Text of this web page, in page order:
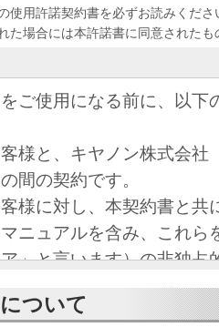
使用許諾契約書を必ずお読みくださ
た場合には本許諾書に同意された
ご使用になる前に、以下
様と、キヤノン株式会社
間の契約です。
様に対し、本契約書と共
ニュアルを含み、これら
」と言います）の非独占
諾し、お客様も下記条項に
ついて